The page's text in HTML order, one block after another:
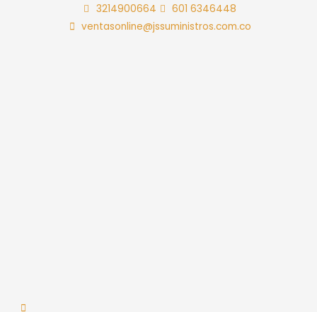
3214900664
601 6346448
ventasonline@jssuministros.com.co